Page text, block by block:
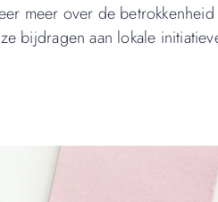
meer over de
bijdragen aan lokale